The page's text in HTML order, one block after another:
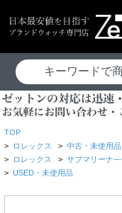
TOP
> ロレックス > 中古・未使用品
> ロレックス > サブマリーナ―
> USED・未使用品